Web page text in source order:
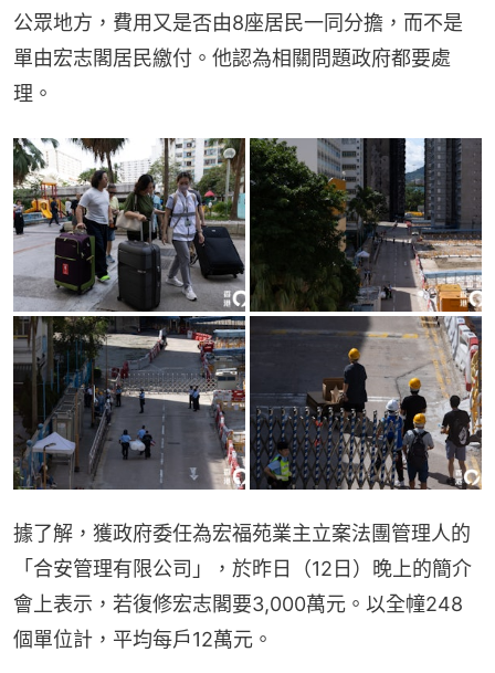
公眾地方，費用又是否由8座居民一同分擔，而不是
單由宏志閣居民繳付。他認為相關問題政府都要處
理。
據了解，獲政府委任為宏福苑業主立案法團管理人的
「合安管理有限公司」，於昨日（12日）晚上的簡介
會上表示，若復修宏志閣要3,000萬元。以全幢248
個單位計，平均每戶12萬元。